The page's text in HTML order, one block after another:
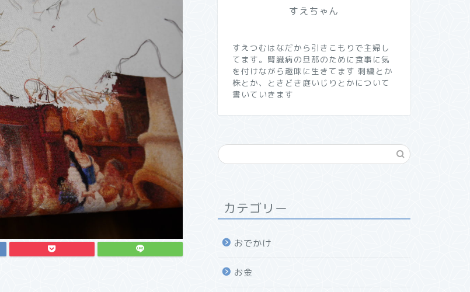
すえちゃん
すえつむはなだから引きこもりで主婦し
てます。腎臓病の旦那のために食事に気
を付けながら趣味に生きてます 刺繍とか
株とか、ときどき庭いじりとかについて
書いていきます
カテゴリー
おでかけ
お金